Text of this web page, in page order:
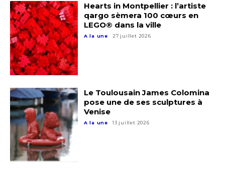
Adresse email*
Hearts in Montpellier : l’artiste
qargo sèmera 100 cœurs en
LEGO® dans la ville
A la une 27 juillet 2026
Le Toulousain James Colomina
pose une de ses sculptures à
Venise
A la une 13 juillet 2026